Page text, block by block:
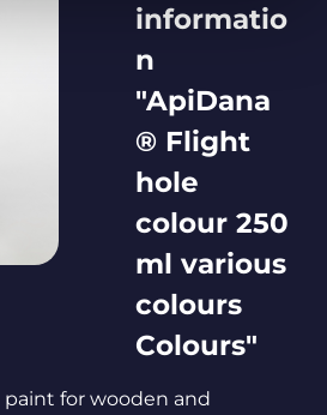
informatio
n
"ApiDana
® Flight
hole
colour 250
ml various
colours
Colours"
for wooden and